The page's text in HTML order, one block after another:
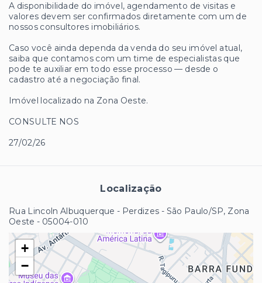
A disponibilidade do imóvel, agendamento de visitas e
valores devem ser confirmados diretamente com um de
nossos consultores imobiliários.
Caso você ainda dependa da venda do seu imóvel atual,
saiba que contamos com um time de especialistas que
pode te auxiliar em todo esse processo — desde o
cadastro até a negociação final.
Imóvel localizado na Zona Oeste.
CONSULTE NOS
27/02/26
Localização
Rua Lincoln Albuquerque - Perdizes - São Paulo/SP, Zona
Oeste - 05004-010
+
−